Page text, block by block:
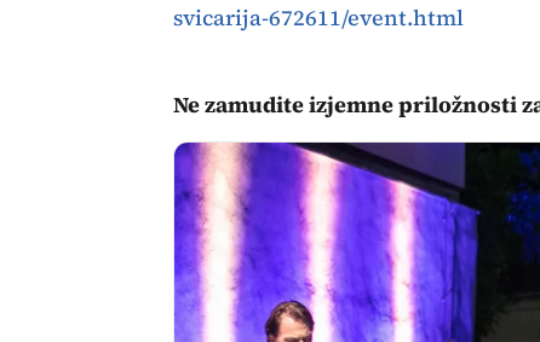
svicarija-672611/event.html
Ne zamudite izjemne priložnosti